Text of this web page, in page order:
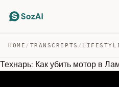
HOME / TRANSCRIPTS /
Технарь: Как убить мотор в